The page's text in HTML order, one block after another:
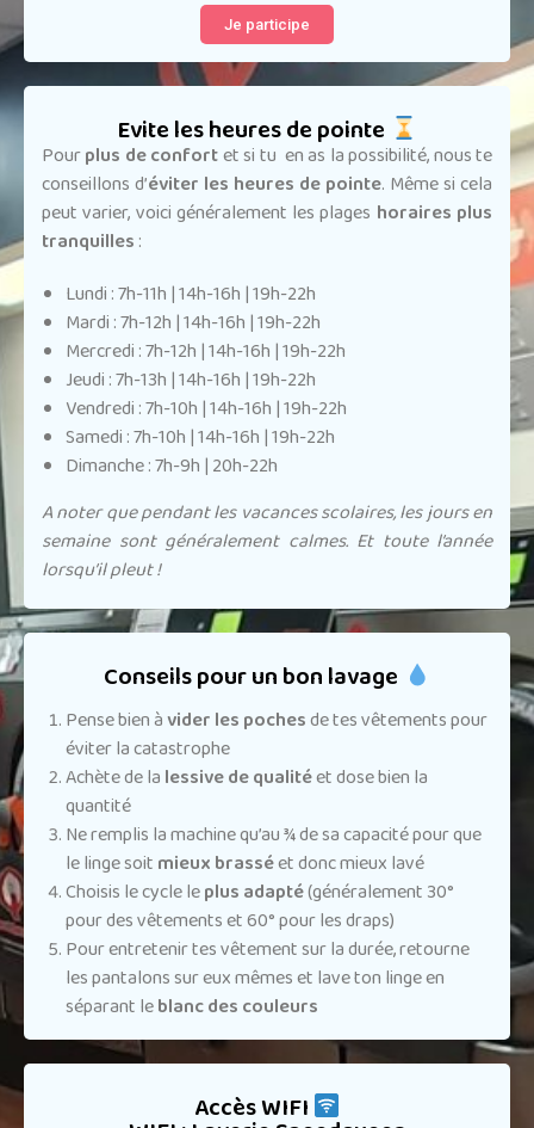
Je participe
Evite les heures de pointe
Pourplus de confortet si tu en as la possibilité, nous te
conseillons d’éviter les heures de pointe. Même si cela
peut varier, voici généralement les plages horaires plus
tranquilles :
Lundi : 7h-11h | 14h-16h | 19h-22h
Mardi : 7h-12h | 14h-16h | 19h-22h
Mercredi : 7h-12h | 14h-16h | 19h-22h
Jeudi : 7h-13h | 14h-16h | 19h-22h
Vendredi : 7h-10h | 14h-16h | 19h-22h
Samedi : 7h-10h | 14h-16h | 19h-22h
Dimanche : 7h-9h | 20h-22h
A noter que pendant les vacances scolaires, les jours en
semaine sont généralement calmes. Et toute l’année
lorsqu’il pleut !
Conseils pour un bon lavage
Pense bien àvider les pochesde tes vêtements pour
éviter la catastrophe
Achète de la lessive de qualitéet dose bien la
quantité
Ne remplis la machine qu’au ¾ de sa capacité pour que
le linge soit mieux brasséet donc mieux lavé
Choisis le cycle leplus adapté(généralement 30°
pour des vêtements et 60° pour les draps)
Pour entretenir tes vêtement sur la durée, retourne
les pantalons sur eux mêmes et lave ton linge en
séparant leblanc des couleurs
Accès WIFI